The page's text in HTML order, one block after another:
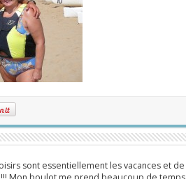
sont essentiellement les vacances et de